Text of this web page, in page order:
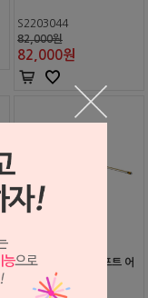
S2203044
82,000원
82,000원
옵투라 2 플런저 샤프트 어
셈블리 (#823-712)